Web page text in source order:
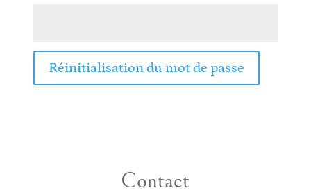
Réinitialisation du mot de passe
Contact